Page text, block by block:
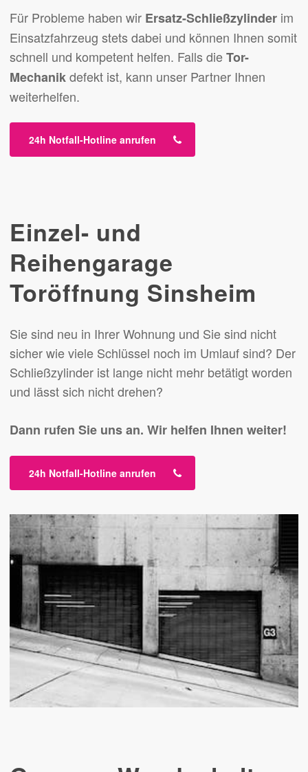
Für Probleme haben wir Ersatz-Schließzylinderim
Einsatzfahrzeug stets dabei und können Ihnen somit
schnell und kompetent helfen. Falls dieTor-
Mechanikdefekt ist, kann unser Partner Ihnen
weiterhelfen.
24h Notfall-Hotline anrufen
Einzel- und
Reihengarage
Toröffnung Sinsheim
Sie sind neu in Ihrer Wohnung und Sie sind nicht
sicher wie viele Schlüssel noch im Umlauf sind? Der
Schließzylinder ist lange nicht mehr betätigt worden
und lässt sich nicht drehen?
Dann rufen Sie uns an. Wir helfen Ihnen weiter!
24h Notfall-Hotline anrufen